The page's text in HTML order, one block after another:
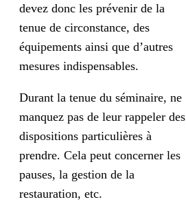
devez donc les prévenir de la
tenue de circonstance, des
équipements ainsi que d’autres
mesures indispensables.
Durant la tenue du séminaire, ne
manquez pas de leur rappeler des
dispositions particulières à
prendre. Cela peut concerner les
pauses, la gestion de la
restauration, etc.